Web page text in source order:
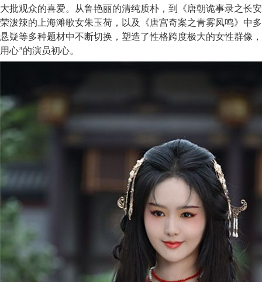
大批观众的喜爱。从鲁艳丽的清纯质朴，到《唐朝诡事录之长
荣泼辣的上海滩歌女朱玉荷，以及《唐宫奇案之青雾凤鸣》中
悬疑等多种题材中不断切换，塑造了性格跨度极大的女性群像
用心”的演员初心。